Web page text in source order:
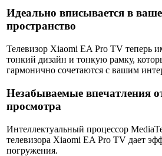
Идеально вписывается в ваше
пространство
Телевизор Xiaomi EA Pro TV теперь
тонкий дизайн и тонкую рамку,
гармонично сочетаются с вашим
Незабываемые впечатления
просмотра
Интеллектуальный процессор
телевизора Xiaomi EA Pro TV дает
погружения.